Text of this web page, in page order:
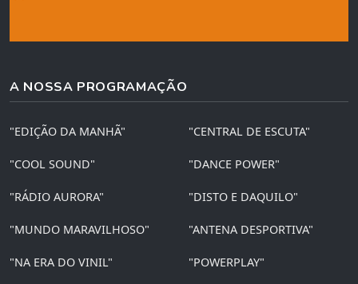
A NOSSA PROGRAMAÇÃO
"EDIÇÃO DA MANHÃ" "CENTRAL DE ESCUTA"
"COOL SOUND" "DANCE POWER"
"RÁDIO AURORA" "DISTO E DAQUILO"
"MUNDO MARAVILHOSO" "ANTENA DESPORTIVA"
"NA ERA DO VINIL" "POWERPLAY"